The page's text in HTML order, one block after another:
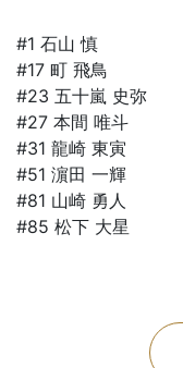
#1 石山 慎
#17 町 飛鳥
#23 五十嵐 史弥
#27 本間 唯斗
#31 龍崎 東寅
#51 濵田 一輝
#81 山崎 勇人
#85 松下 大星